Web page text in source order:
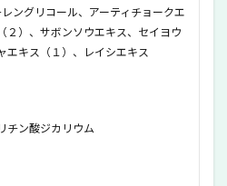
ングリコール、アーティチョークエ
２）、サボンソウエキス、セイヨウ
エキス（１）、レイシエキス
チン酸ジカリウム